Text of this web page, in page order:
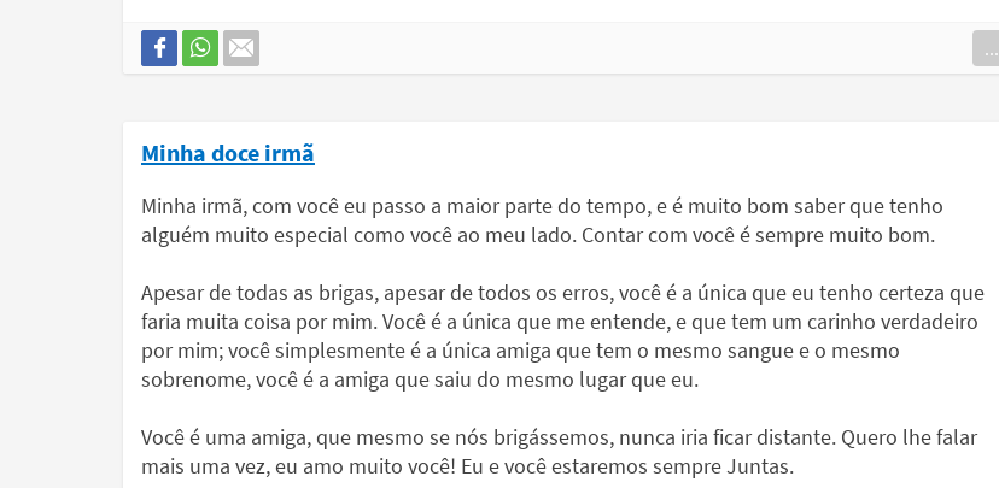
...
Minha doce irmã
Minha irmã, com você eu passo a maior parte do tempo, e é muito bom saber que tenho
alguém muito especial como você ao meu lado. Contar com você é sempre muito bom.
Apesar de todas as brigas, apesar de todos os erros, você é a única que eu tenho certeza que
faria muita coisa por mim. Você é a única que me entende, e que tem um carinho verdadeiro
por mim; você simplesmente é a única amiga que tem o mesmo sangue e o mesmo
sobrenome, você é a amiga que saiu do mesmo lugar que eu.
Você é uma amiga, que mesmo se nós brigássemos, nunca iria ficar distante. Quero lhe falar
mais uma vez, eu amo muito você! Eu e você estaremos sempre Juntas.